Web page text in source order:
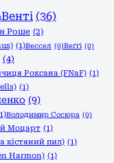
Венті (36)
Роше (2)
(1)Вессел (0)Веґґі (0)
(4)
Роксана (FNaF) (1)
(1)
(9)
Володимир Сосюра (0)
Моцарт (1)
кістяний пил) (1)
Harmon) (1)